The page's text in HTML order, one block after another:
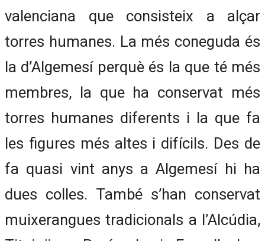
valenciana que consisteix a alçar
torres humanes. La més coneguda és
la d’Algemesí perquè és la que té més
membres, la que ha conservat més
torres humanes diferents i la que fa
les figures més altes i difícils. Des de
fa quasi vint anys a Algemesí hi ha
dues colles. També s’han conservat
muixerangues tradicionals a l’Alcúdia,